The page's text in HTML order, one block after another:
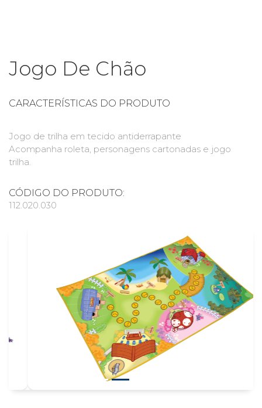
Jogo De Chão
CARACTERÍSTICAS DO PRODUTO
Jogo de trilha em tecido antiderrapante
Acompanha roleta, personagens cartonadas e jogo
trilha.
CÓDIGO DO PRODUTO:
112.020.030